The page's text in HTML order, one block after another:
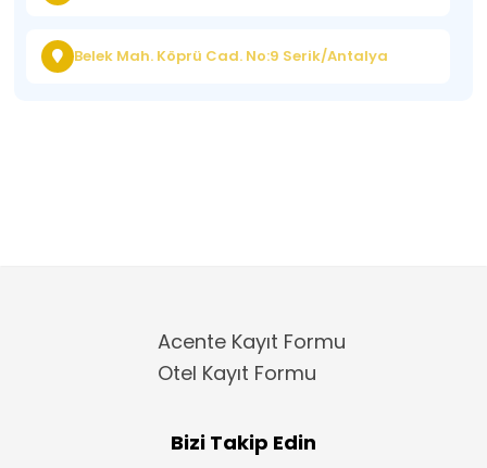
Belek Mah. Köprü Cad. No:9 Serik/Antalya
Acente Kayıt Formu
Otel Kayıt Formu
Bizi Takip Edin